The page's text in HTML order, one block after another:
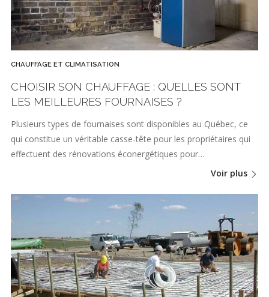
CHAUFFAGE ET CLIMATISATION
CHOISIR SON CHAUFFAGE : QUELLES SONT
LES MEILLEURES FOURNAISES ?
Plusieurs types de fournaises sont disponibles au Québec, ce
qui constitue un véritable casse-tête pour les propriétaires qui
effectuent des rénovations éconergétiques pour…
Voir plus